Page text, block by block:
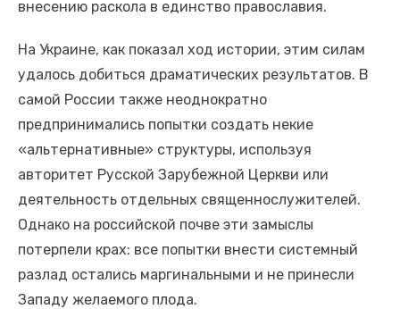
внесению раскола в единство православия.
На Украине, как показал ход истории, этим силам
удалось добиться драматических результатов. В
самой России также неоднократно
предпринимались попытки создать некие
«альтернативные» структуры, используя
авторитет Русской Зарубежной Церкви или
деятельность отдельных священнослужителей.
Однако на российской почве эти замыслы
потерпели крах: все попытки внести системный
разлад остались маргинальными и не принесли
Западу желаемого плода.